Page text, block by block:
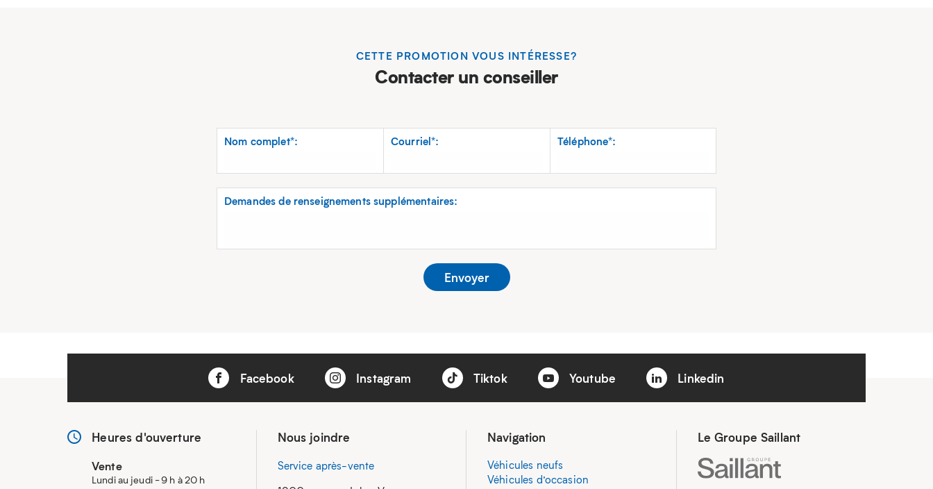
CETTE PROMOTION VOUS INTÉRESSE?
Contacter un conseiller
Nom complet*: Courriel*: Téléphone*:
Demandes de renseignements supplémentaires:
Facebook Instagram Tiktok Youtube Linkedin
Heures d'ouverture
Vente
Lundi au jeudi - 9 h à 20 h
Nous joindre
Service après-vente
Navigation
Véhicules neufs
Véhicules d’occasion
Le Groupe Saillant